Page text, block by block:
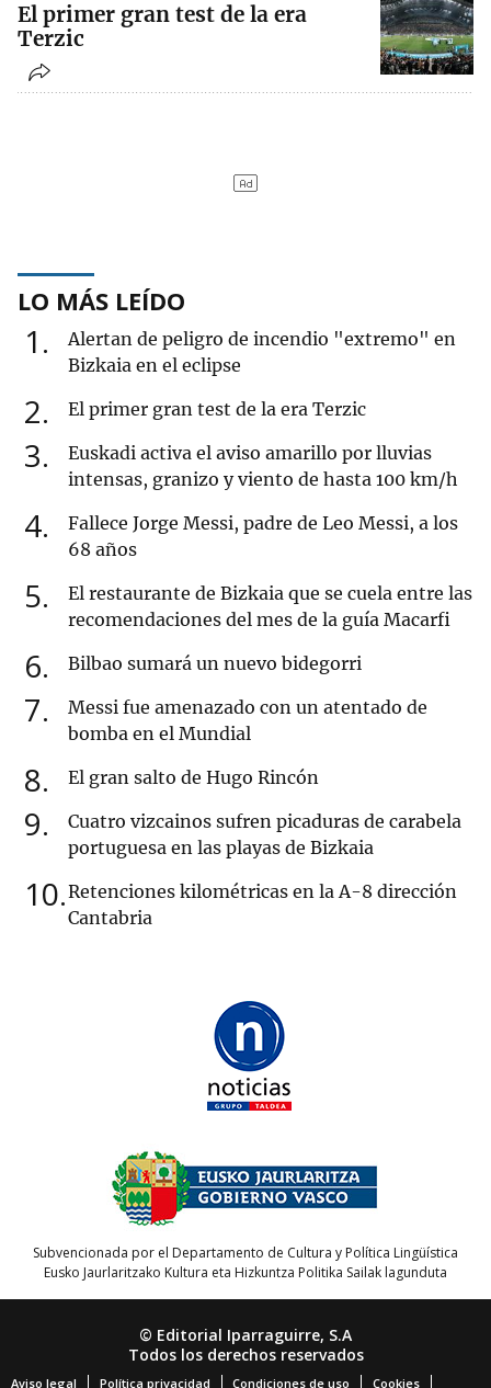
El primer gran test de la era
Terzic
LO MÁS LEÍDO
1
Alertan de peligro de incendio "extremo" en
Bizkaia en el eclipse
2 El primer gran test de la era Terzic
3
Euskadi activa el aviso amarillo por lluvias
intensas, granizo y viento de hasta 100 km/h
4
Fallece Jorge Messi, padre de Leo Messi, a los
68 años
5
El restaurante de Bizkaia que se cuela entre las
recomendaciones del mes de la guía Macarfi
6 Bilbao sumará un nuevo bidegorri
7
Messi fue amenazado con un atentado de
bomba en el Mundial
8 El gran salto de Hugo Rincón
9
Cuatro vizcainos sufren picaduras de carabela
portuguesa en las playas de Bizkaia
10 Retenciones kilométricas en la A-8 dirección
Cantabria
Subvencionada por el Departamento de Cultura y Política Lingüística
Eusko Jaurlaritzako Kultura eta Hizkuntza Politika Sailak lagunduta
© Editorial Iparraguirre, S.A
Todos los derechos reservados
Aviso legal Política privacidad Condiciones de uso Cookies